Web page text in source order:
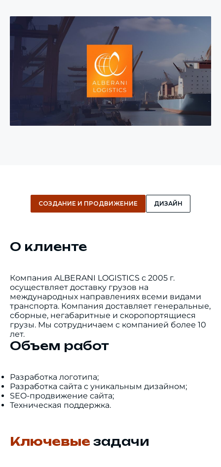
СОЗДАНИЕ И ПРОДВИЖЕНИЕ ДИЗАЙН
О клиенте
Компания ALBERANI LOGISTICS с 2005 г.
осуществляет доставку грузов на
международных направлениях всеми видами
транспорта. Компания доставляет генеральные,
сборные, негабаритные и скоропортящиеся
грузы. Мы сотрудничаем с компанией более 10
лет.
Объем работ
Разработка логотипа;
Разработка сайта с уникальным дизайном;
SEO-продвижение сайта;
Техническая поддержка.
Ключевые задачи